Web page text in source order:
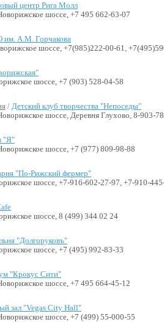
центр Рига Молл
шоссе, +7 495 662-63-07
А.М. Горчакова
шоссе, +7(985)222-00-61,
шоссе, +7 (903) 528-04-58
/ Детский клуб творчества "Непоседы"
шоссе, Деревня Глухово, 8-903-
"Я"
шоссе, +7 (977) 809-98-88
"По-Рижский фермер"
шоссе, +7-916-602-27-97, +7-910-
шоссе, 8 (499) 344 02 24
"Долгоруковъ"
шоссе, +7 (495) 992-83-33
"Крокус Сити"
шоссе, +7 495 664-45-12
зал "Vegas City Hall"
шоссе, +7 (499) 55-000-55